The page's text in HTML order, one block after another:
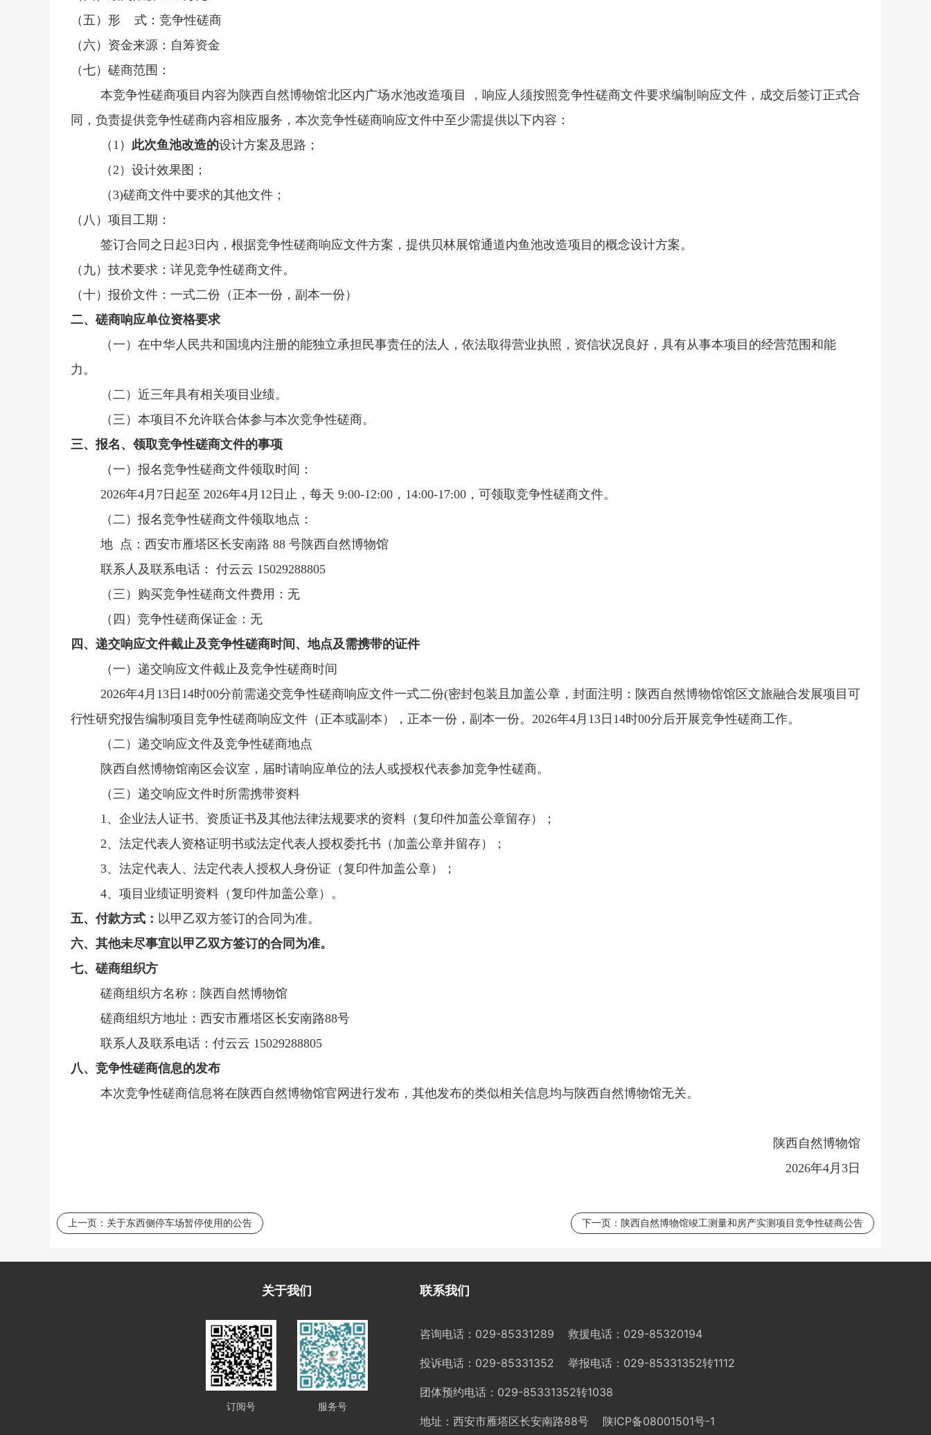
（五）形
式：竞争性磋商
（六）资金来源：自筹资金
（七）磋商范围：
本竞争性磋商项目内容为陕西自然博物馆北区内广场水池改造项目
，响应人须按照竞争性磋商文件要求编制响应文件，成交后签订正式合
同，负责提供竞争性磋商内容相应服务，本次竞争性磋商响应文件中至少需提供以下内容：
（ 1） 此次鱼池改造的设计方案及思路；
（2）设计效果图；
（3)磋商文件中要求的其他文件；
（八）项目工期：
签订合同之日起3日内，根据竞争性磋商响应文件方案，提供贝林展馆通道内鱼池改造项目的概念设计方案。
（九） 技术要求：详见竞争性磋商文件。
（十） 报价文件：一式二份（正本一份，副本一份）
二、磋商响应单位资格要求
（一）在中华人民共和国境内注册的能独立承担民事责任的法人，依法取得营业执照，资信状况良好，具有从事本项目的经营范围和能
力。
（二）近三年具有相关项目业绩。
（三）本项目不允许联合体参与本次竞争性磋商。
三、报名、领取竞争性磋商文件的事项
（一）报名竞争性磋商文件领取时间：
2026年4月7日起至 2026年4月12日止，每天 9:00-12:00，14:00-17:00，可领取竞争性磋商文件。
（二）报名竞争性磋商文件领取地点：
地 点：西安市雁塔区长安南路 88 号陕西自然博物馆
联系人及联系电话：
付云云 15029288805
（三）购买竞争性磋商文件费用：无
（四）竞争性磋商保证金：无
四、递交响应文件截止及竞争性磋商时间、地点及需携带的证件
（一）递交响应文件截止及竞争性磋商时间
2026年4月13日14时00分前需递交竞争性磋商响应文件一式二份(密封包装且加盖公章，封面注明：陕西自然博物馆馆区文旅融合发展项目可
行性研究报告编制项目竞争性磋商响应文件（正本或副本），正本一份，副本一份。2026年4月13日14时00分后开展竞争性磋商工作。
（二）递交响应文件及竞争性磋商地点
陕西自然博物馆南区会议室，届时请响应单位的法人或授权代表参加竞争性磋商。
（三）递交响应文件时所需携带资料
1、企业法人证书、资质证书及其他法律法规要求的资料（复印件加盖公章留存）；
2、法定代表人资格证明书或法定代表人授权委托书（加盖公章并留存）；
3、法定代表人、法定代表人授权人身份证（复印件加盖公章）；
4、项目业绩证明资料（复印件加盖公章）。
五、付款方式： 以甲乙双方签订的合同为准。
六、其他未尽事宜以甲乙双方签订的合同为准。
七、磋商组织方
磋商组织方名称：陕西自然博物馆
磋商组织方地址：西安市雁塔区长安南路88号
联系人及联系电话：付云云 15029288805
八、竞争性磋商信息的发布
本次竞争性磋商信息将在陕西自然博物馆官网进行发布，其他发布的类似相关信息均与陕西自然博物馆无关。
陕西自然博物馆
2026年4月3日
上一页： 关于东西侧停车场暂停使用的公告 下一页： 陕西自然博物馆竣工测量和房产实测项目竞争性磋商公告
关于我们
订阅号 服务号
联系我们
咨询电话：029-85331289 救援电话：029-85320194
投诉电话：029-85331352 举报电话：029-85331352转1112
团体预约电话：029-85331352转1038
地址：西安市雁塔区长安南路88号 陕ICP备08001501号-1